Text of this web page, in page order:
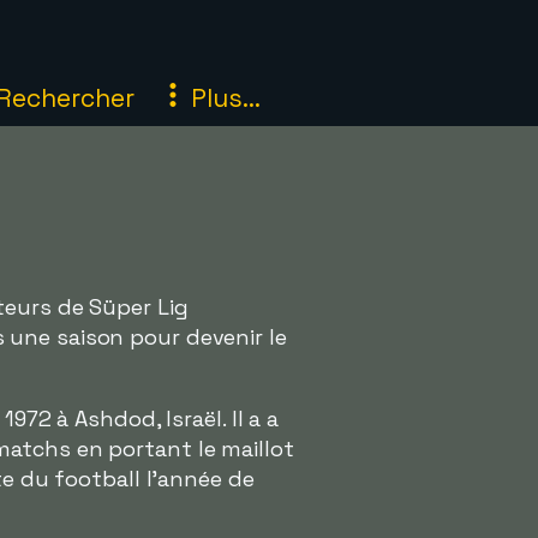
Plus...
de Süper Lig
saison pour devenir le
à Ashdod, Israël. Il a a
en portant le maillot
du football l'année de